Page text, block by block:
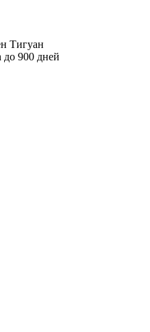
Тигуан
до 900 дней